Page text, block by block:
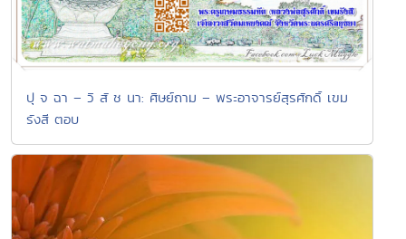
ปุ จ ฉา – วิ สั ช นา: ศิษย์ถาม – พระอาจารย์สุรศักดิ์ เขม
รังสี ตอบ